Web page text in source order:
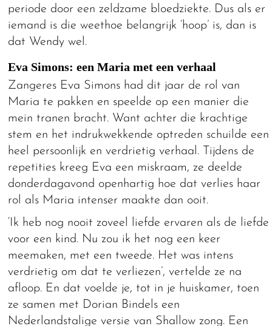
periode door een zeldzame bloedziekte. Dus als er
iemand is die weethoe belangrijk ‘hoop’ is, dan is
dat Wendy wel.
Eva Simons: een Maria met een verhaal
Zangeres Eva Simons had dit jaar de rol van
Maria te pakken en speelde op een manier die
mein tranen bracht. Want achter die krachtige
stem en het indrukwekkende optreden schuilde een
heel persoonlijk en verdrietig verhaal. Tijdens de
repetities kreeg Eva een miskraam, ze deelde
donderdagavond openhartig hoe dat verlies haar
rol als Maria intenser maakte dan ooit.
‘Ik heb nog nooit zoveel liefde ervaren als de liefde
voor een kind. Nu zou ik het nog een keer
meemaken, met een tweede. Het was intens
verdrietig om dat te verliezen’, vertelde ze na
afloop. En dat voelde je, tot in je huiskamer, toen
ze samen met Dorian Bindels een
Nederlandstalige versie van Shallow zong. Een